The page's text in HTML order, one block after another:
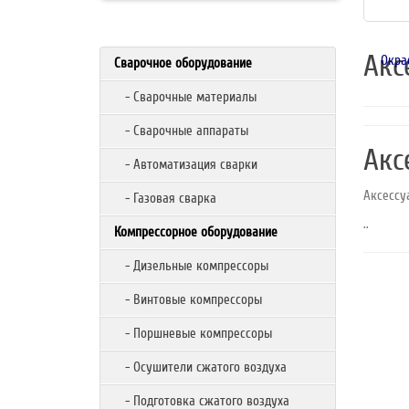
Сварочное оборудование
- Сварочные материалы
- Сварочные аппараты
- Автоматизация сварки
- Газовая сварка
Компрессорное оборудование
- Дизельные компрессоры
- Винтовые компрессоры
- Поршневые компрессоры
- Осушители сжатого воздуха
- Подготовка сжатого воздуха
..